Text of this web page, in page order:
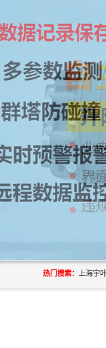
热门搜索：